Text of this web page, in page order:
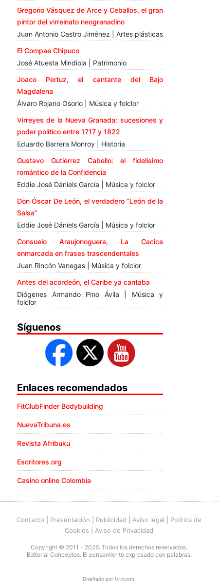
Gregorio Vásquez de Arce y Ceballos, el gran
pintor del virreinato neogranadino
Juan Antonio Castro Jiménez | Artes plásticas
El Compae Chipuco
José Atuesta Mindiola | Patrimonio
Joaco Pertuz, el cantante del Bajo
Magdalena
Álvaro Rojano Osorio | Música y folclor
Virreyes de la Nueva Granada: sucesiones y
poder político entre 1717 y 1822
Eduardo Barrera Monroy | Historia
Gustavo Gutiérrez Cabello: el fidelísimo
romántico de la Confidencia
Eddie José Dániels García | Música y folclor
Don Óscar De León, el verdadero “León de la
Salsa”
Eddie José Dániels García | Música y folclor
Consuelo Araujonoguera, La Cacica
enmarcada en frases trascendentales
Juan Rincón Vanegas | Música y folclor
Antes del acordeón, el Caribe ya cantaba
Diógenes Armando Pino Ávila | Música y
folclor
Síguenos
Enlaces recomendados
FitClubFinder Bodybuilding
NuevaTribuna.es
Revista Afribuku
Escritores.org
Casino online Colombia
Contacto Presentación Publicidad Aviso legal
Política de
Cookies
Aviso de Privacidad
Copyright © 2011 - 2026. Todos los derechos reservados.
Editorial Conceptos. El pensamiento expresado con palabras.
Diseñado por Urvicom